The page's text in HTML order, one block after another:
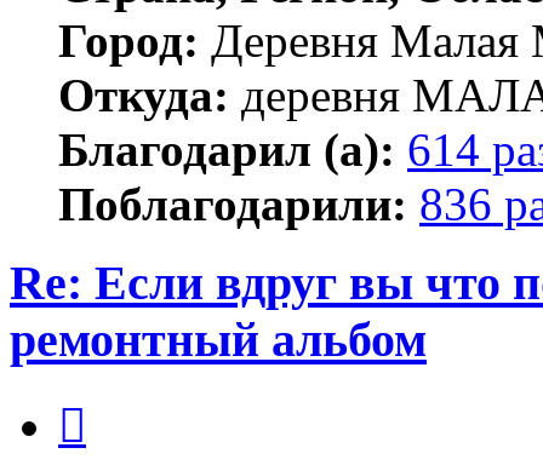
Город: Деревня Малая
Откуда: деревня
Благодарил (а): 614
Поблагодарили: 836
Re: Если вдруг вы что
ремонтный альбом